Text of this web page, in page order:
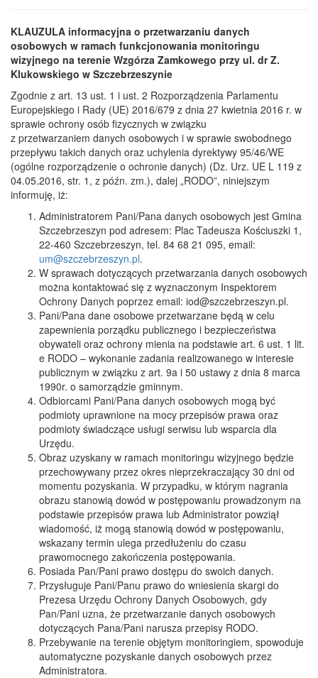
KLAUZULA informacyjna o przetwarzaniu danych
osobowych w ramach funkcjonowania monitoringu
wizyjnego na terenie Wzgórza Zamkowego przy ul. dr Z.
Klukowskiego w Szczebrzeszynie
Zgodnie z art. 13 ust. 1 i ust. 2 Rozporządzenia Parlamentu
Europejskiego i Rady (UE) 2016/679 z dnia 27 kwietnia 2016 r. w
sprawie ochrony osób fizycznych w związku
z przetwarzaniem danych osobowych i w sprawie swobodnego
przepływu takich danych oraz uchylenia dyrektywy 95/46/WE
(ogólne rozporządzenie o ochronie danych) (Dz. Urz. UE L 119 z
04.05.2016, str. 1, z późn. zm.), dalej „RODO”, niniejszym
informuję, iż:
Administratorem Pani/Pana danych osobowych jest Gmina
Szczebrzeszyn pod adresem: Plac Tadeusza Kościuszki 1,
22-460 Szczebrzeszyn, tel. 84 68 21 095, email:
um@szczebrzeszyn.pl.
W sprawach dotyczących przetwarzania danych osobowych
można kontaktować się z wyznaczonym Inspektorem
Ochrony Danych poprzez email: iod@szczebrzeszyn.pl.
Pani/Pana dane osobowe przetwarzane będą w celu
zapewnienia porządku publicznego i bezpieczeństwa
obywateli oraz ochrony mienia na podstawie art. 6 ust. 1 lit.
e RODO – wykonanie zadania realizowanego w interesie
publicznym w związku z art. 9a i 50 ustawy z dnia 8 marca
1990r. o samorządzie gminnym.
Odbiorcami Pani/Pana danych osobowych mogą być
podmioty uprawnione na mocy przepisów prawa oraz
podmioty świadczące usługi serwisu lub wsparcia dla
Urzędu.
Obraz uzyskany w ramach monitoringu wizyjnego będzie
przechowywany przez okres nieprzekraczający 30 dni od
momentu pozyskania. W przypadku, w którym nagrania
obrazu stanowią dowód w postępowaniu prowadzonym na
podstawie przepisów prawa lub Administrator powziął
wiadomość, iż mogą stanowią dowód w postępowaniu,
wskazany termin ulega przedłużeniu do czasu
prawomocnego zakończenia postępowania.
Posiada Pan/Pani prawo dostępu do swoich danych.
Przysługuje Pani/Panu prawo do wniesienia skargi do
Prezesa Urzędu Ochrony Danych Osobowych, gdy
Pan/Pani uzna, że przetwarzanie danych osobowych
dotyczących Pana/Pani narusza przepisy RODO.
Przebywanie na terenie objętym monitoringiem, spowoduje
automatyczne pozyskanie danych osobowych przez
Administratora.